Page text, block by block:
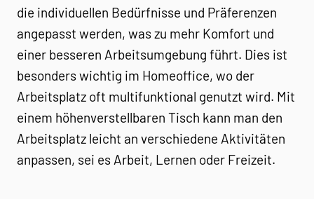
die individuellen Bedürfnisse und Präferenzen
angepasst werden, was zu mehr Komfort und
einer besseren Arbeitsumgebung führt. Dies ist
besonders wichtig im Homeoffice, wo der
Arbeitsplatz oft multifunktional genutzt wird. Mit
einem höhenverstellbaren Tisch kann man den
Arbeitsplatz leicht an verschiedene Aktivitäten
anpassen, sei es Arbeit, Lernen oder Freizeit.